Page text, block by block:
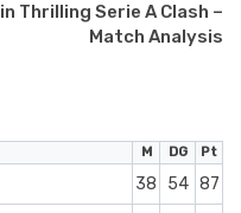
in Thrilling Serie A Clash –
Match Analysis
M DG Pt
38 54 87